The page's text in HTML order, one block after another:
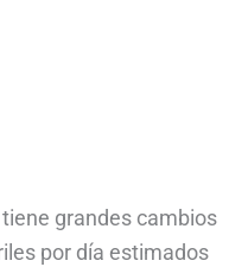
grandes cambios
por día estimados